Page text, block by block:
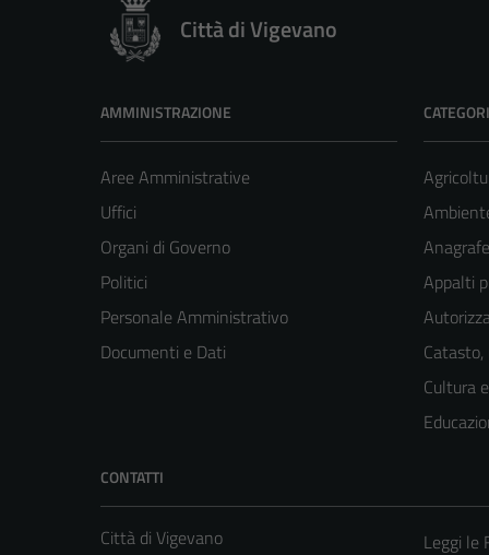
Città di Vigevano
AMMINISTRAZIONE
Aree Amministrative
Uffici
Organi di Governo
Politici
Personale Amministrativo
Documenti e Dati
Appalti
Catasto,
Cultura
CONTATTI
Città di Vigevano
Leggi le